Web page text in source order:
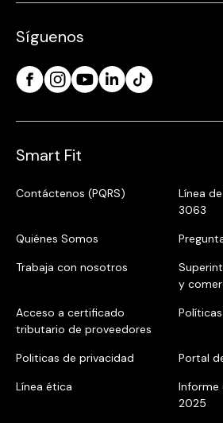
Síguenos
Smart Fit
Contáctenos (PQRS)
Línea
3063
Quiénes Somos
Trabaja con nosotros
y
Acceso a certificado
tributario de proveedores
Politicas de privacidad
Portal
Línea ética
Informe
2025